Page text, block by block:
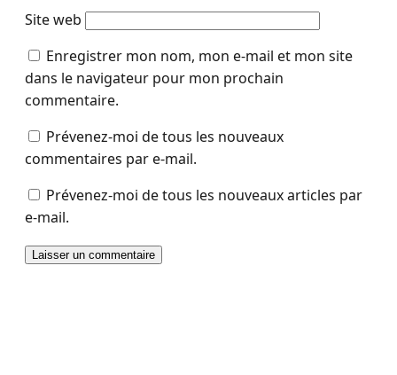
Site web
Enregistrer mon nom, mon e-mail et mon site
dans le navigateur pour mon prochain
commentaire.
Prévenez-moi de tous les nouveaux
commentaires par e-mail.
Prévenez-moi de tous les nouveaux articles par
e-mail.